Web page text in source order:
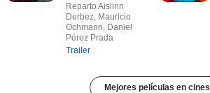
Reparto Aislinn
Derbez, Mauricio
Ochmann, Daniel
Pérez Prada
Trailer
Mejores películas en cines